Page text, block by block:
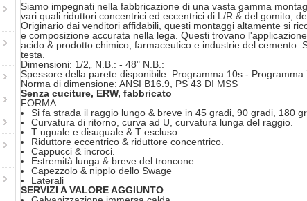
Siamo impegnati nella fabbricazione di una vasta gamma
vari quali riduttori concentrici ed eccentrici di L/R & del gomito,
Originario dai venditori affidabili, questi montaggi altamente si
e composizione accurata nella lega. Questi trovano
acido & prodotto chimico, farmaceutico e industrie del cemento.
testa.
Dimensioni: 1/2„ N.B.: - 48" N.B.:
Spessore della parete disponibile: Programma 10s - Programma
Norma di dimensione: ANSI B16.9, PS 43 DI MSS
Senza cuciture, ERW, fabbricato
FORMA:
Si fa strada il raggio lungo & breve in 45 gradi, 90 gradi, 180
Curvatura di ritorno, curva ad U, curvatura lunga del raggio.
T uguale e disuguale & T escluso.
Riduttore eccentrico & riduttore concentrico.
Cappucci & incroci.
Estremità lunga & breve del troncone.
Capezzolo & nipplo dello Swage
Laterali
SERVIZI A VALORE AGGIUNTO